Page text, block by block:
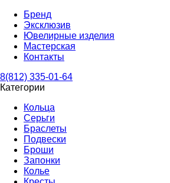
Бренд
Эксклюзив
Ювелирные изделия
Мастерская
Контакты
8(812) 335-01-64
Категории
Кольца
Серьги
Браслеты
Подвески
Броши
Запонки
Колье